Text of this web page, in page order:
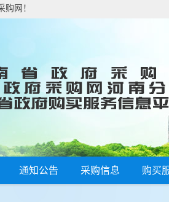
网！
通知公告 采购信息 购买